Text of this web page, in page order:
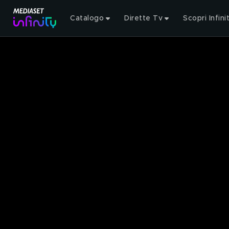
Catalogo Dirette Tv Scopri